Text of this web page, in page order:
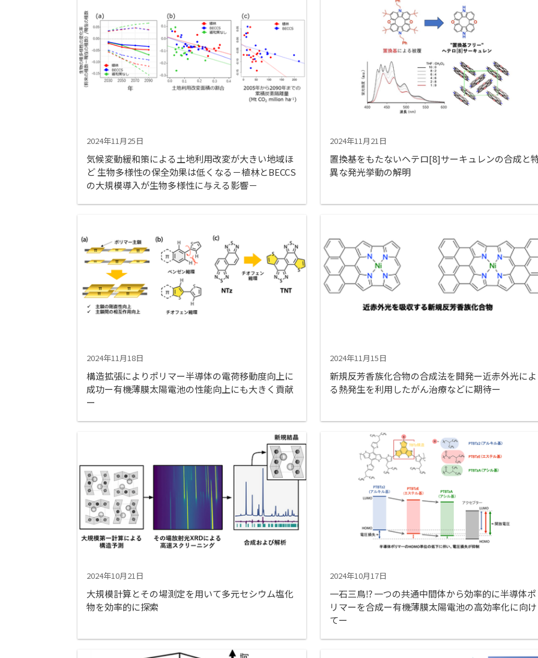
2024年11月25日
気候変動緩和策による土地利用改変が大きい地域ほ
ど 生物多様性の保全効果は低くなる－植林とBECCS
の大規模導入が生物多様性に与える影響－
2024年11月21日
置換基をもたないヘテロ[8]サーキュレンの合成と
異な発光挙動の解明
2024年11月18日
構造拡張によりポリマー半導体の電荷移動度向上に
成功ー有機薄膜太陽電池の性能向上にも大きく貢献
ー
2024年11月15日
新規反芳香族化合物の合成法を開発ー近赤外光によ
る熱発生を利用したがん治療などに期待ー
2024年10月21日
大規模計算とその場測定を用いて多元セシウム塩化
物を効率的に探索
2024年10月17日
一石三鳥⁉ 一つの共通中間体から効率的に半導体ポ
リマーを合成ー有機薄膜太陽電池の高効率化に向け
てー